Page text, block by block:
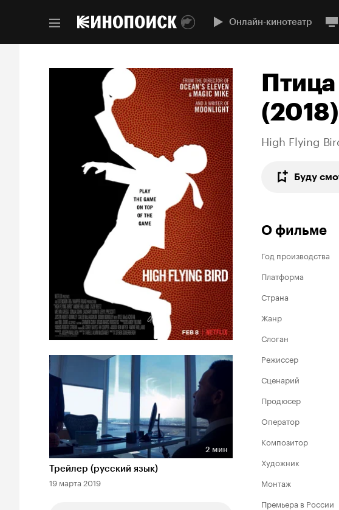
Онлайн-кинотеатр
Длительность 2 мин
2 мин
Трейлер (русский язык)
19 марта 2019
Птица
(2018)
High Flying
Буду
О фильме
Год производства
Платформа
Страна
Жанр
Слоган
Режиссер
Сценарий
Продюсер
Оператор
Композитор
Художник
Монтаж
Премьера в России